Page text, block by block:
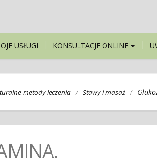
USŁUGI KONSULTACJE ONLINE
metody leczenia / Stawy i masaż /